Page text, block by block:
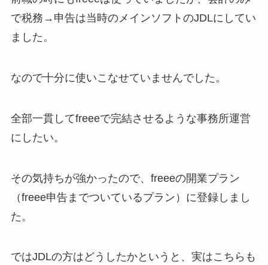
で税務→申告は当時のメインソフトのJDLにしてい
ました。
なので十分に使いこなせていませんでした。
全部一貫してfreeeで完結させるような事務所運営
にしたい。
その気持ちが強かったので、freeeの開業プラン
（freee申告までついているプラン）に登録しまし
た。
ではJDLの方はどうしたかというと、実はこちらも